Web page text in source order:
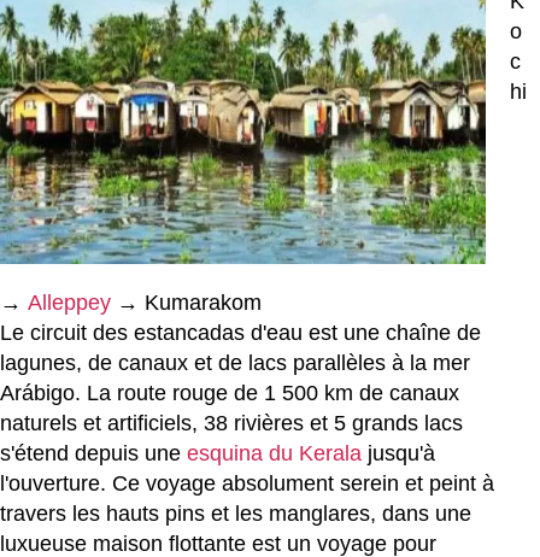
o
c
hi
→ Alleppey → Kumarakom
Le circuit des estancadas d'eau est une chaîne de
lagunes, de canaux et de lacs parallèles à la mer
Arábigo. La route rouge de 1 500 km de canaux
naturels et artificiels, 38 rivières et 5 grands lacs
s'étend depuis une esquina du Kerala jusqu'à
l'ouverture. Ce voyage absolument serein et peint à
travers les hauts pins et les manglares, dans une
luxueuse maison flottante est un voyage pour